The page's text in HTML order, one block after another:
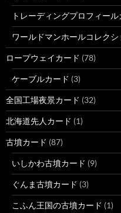
トレーディングプロフィール
ワールドマンホールコレクシ
ロープウェイカード (78)
ケーブルカード (3)
全国工場夜景カード (32)
北海道先人カード (1)
古墳カード (87)
いしかわ古墳カード (9)
ぐんま古墳カード (3)
こふん王国の古墳カード (1)